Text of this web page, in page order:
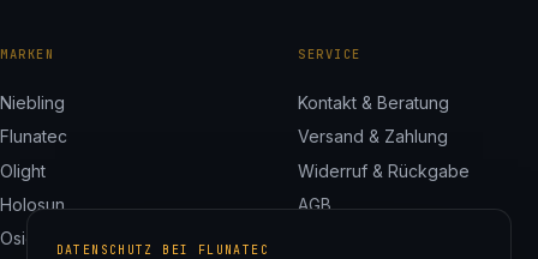
MARKEN
Niebling
Flunatec
Olight
Holosun
Osight
SERVICE
Kontakt & Beratung
Versand & Zahlung
Widerruf & Rückgabe
AGB
DATENSCHUTZ BEI FLUNATEC